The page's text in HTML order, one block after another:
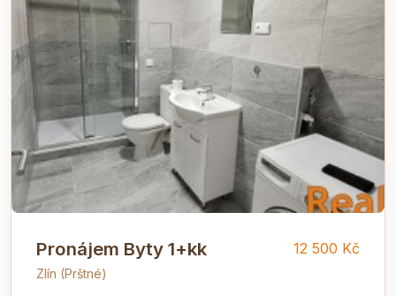
Pronájem Byty 1+kk
Zlín (Prštné)
12 500 Kč